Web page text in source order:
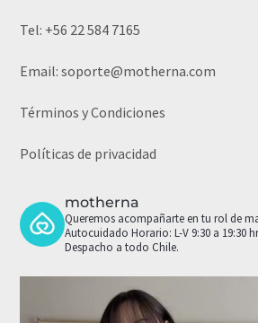
Tel: +56 22 584 7165
Email:soporte@motherna.com
Términos y Condiciones
Políticas de privacidad
motherna
Queremos acompañarte en tu rol de
Autocuidado Horario: L-V 9:30 a 19:30
Despacho a todo Chile.